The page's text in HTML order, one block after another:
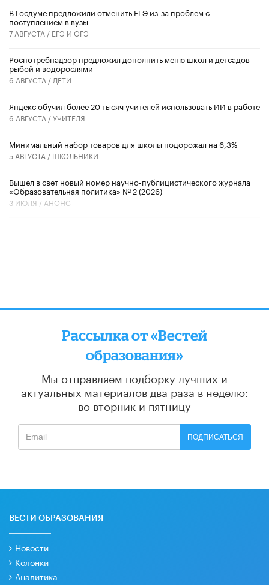
В Госдуме предложили отменить ЕГЭ из-за проблем с
поступлением в вузы
7 АВГУСТА / ЕГЭ И ОГЭ
Роспотребнадзор предложил дополнить меню школ и детсадов
рыбой и водорослями
6 АВГУСТА / ДЕТИ
​Яндекс обучил более 20 тысяч учителей использовать ИИ в работе
6 АВГУСТА /УЧИТЕЛЯ
Минимальный набор товаров для школы подорожал на 6,3%
5 АВГУСТА / ШКОЛЬНИКИ
Вышел в свет новый номер научно-публицистического журнала
«Образовательная политика» № 2 (2026)
3 ИЮЛЯ / АНОНС
Рассылка от «Вестей
образования»
Мы отправляем подборку лучших и
актуальных материалов два раза в неделю:
во вторник и пятницу
ПОДПИСАТЬСЯ
ВЕСТИ ОБРАЗОВАНИЯ
Новости
Колонки
Аналитика